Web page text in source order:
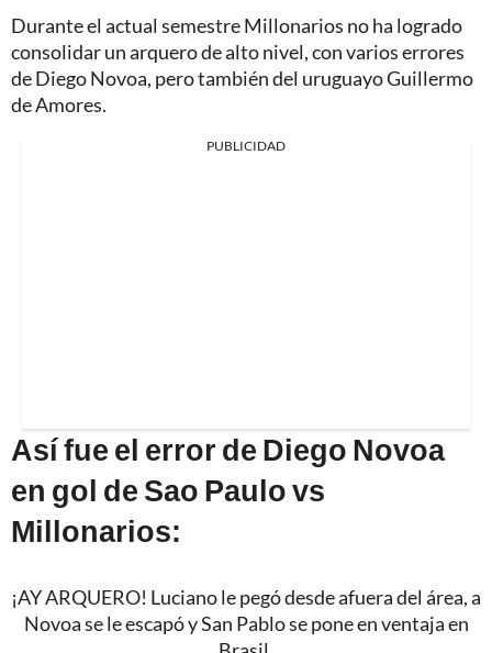
Durante el actual semestre Millonarios no ha logrado
consolidar un arquero de alto nivel, con varios errores
de Diego Novoa, pero también del uruguayo Guillermo
de Amores.
PUBLICIDAD
Así fue el error de Diego Novoa
en gol de Sao Paulo vs
Millonarios:
¡AY ARQUERO! Luciano le pegó desde afuera del área, a
Novoa se le escapó y San Pablo se pone en ventaja en